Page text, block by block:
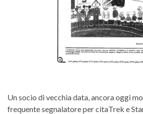
Un socio di vecchia data, ancora oggi
frequente segnalatore per citaTrek e